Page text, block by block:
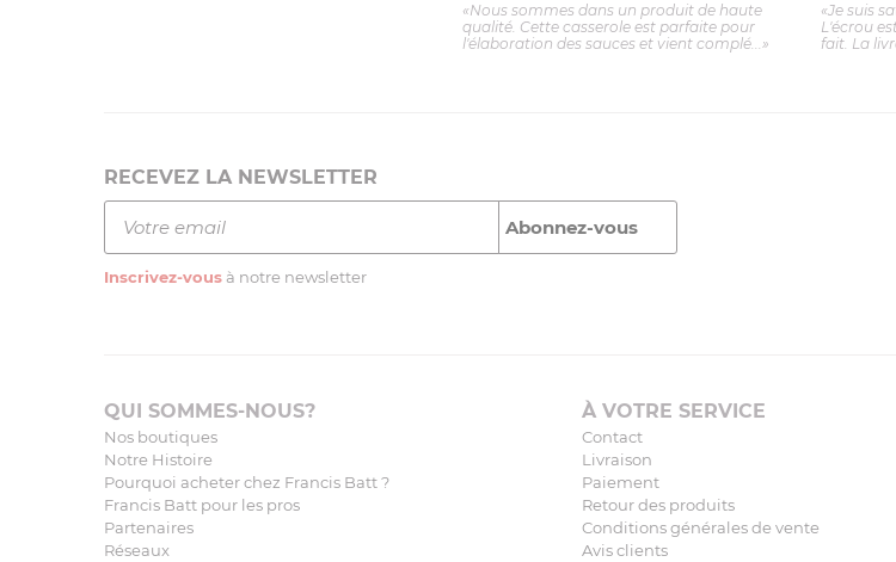
«Nous sommes dans un produit de haute
qualité. Cette casserole est parfaite pour
l'élaboration des sauces et vient complé...»
«Je suis
L'écrou
fait. La
RECEVEZ LA NEWSLETTER
Inscrivez-vous à notre newsletter
QUI SOMMES-NOUS?
Nos boutiques
Notre Histoire
Pourquoi acheter chez Francis Batt ?
Francis Batt pour les pros
Partenaires
Réseaux
À VOTRE SERVICE
Contact
Livraison
Paiement
Retour des produits
Conditions générales de vente
Avis clients